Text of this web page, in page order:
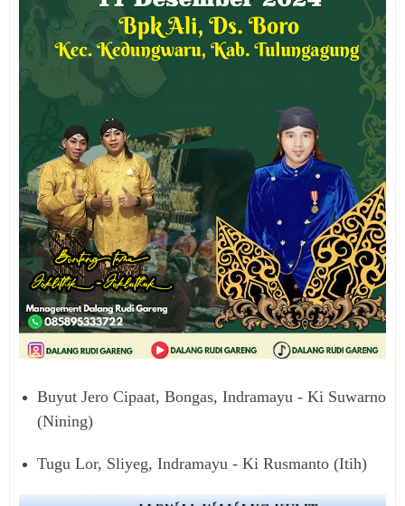
Buyut Jero Cipaat, Bongas, Indramayu - Ki Suwarno
(Nining)
Tugu Lor, Sliyeg, Indramayu - Ki Rusmanto (Itih)